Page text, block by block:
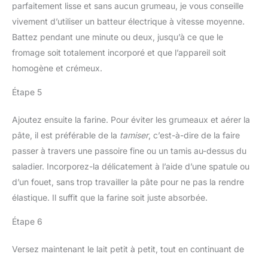
parfaitement lisse et sans aucun grumeau, je vous conseille
vivement d’utiliser un batteur électrique à vitesse moyenne.
Battez pendant une minute ou deux, jusqu’à ce que le
fromage soit totalement incorporé et que l’appareil soit
homogène et crémeux.
Étape 5
Ajoutez ensuite la farine. Pour éviter les grumeaux et aérer la
pâte, il est préférable de la tamiser, c’est-à-dire de la faire
passer à travers une passoire fine ou un tamis au-dessus du
saladier. Incorporez-la délicatement à l’aide d’une spatule ou
d’un fouet, sans trop travailler la pâte pour ne pas la rendre
élastique. Il suffit que la farine soit juste absorbée.
Étape 6
Versez maintenant le lait petit à petit, tout en continuant de